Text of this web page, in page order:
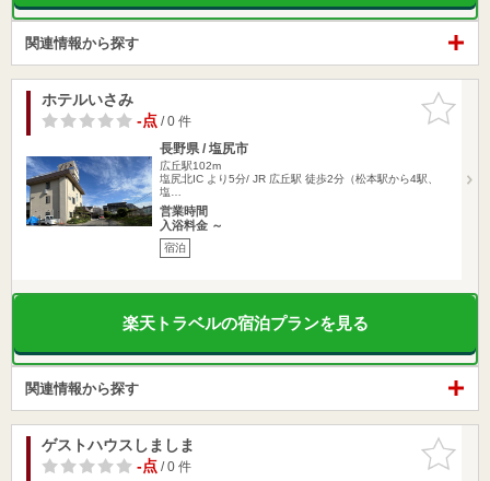
関連情報から探す
お気に入
りに追加
ホテルいさみ
-点/ 0 件
長野県 / 塩尻市
広丘駅102m
塩尻北IC より5分/ JR 広丘駅 徒歩2分（松本駅から4駅、
塩…
営業時間
入浴料金 ～
宿泊
楽天トラベルの宿泊プランを見る
関連情報から探す
お気に入
りに追加
ゲストハウスしましま
-点/ 0 件